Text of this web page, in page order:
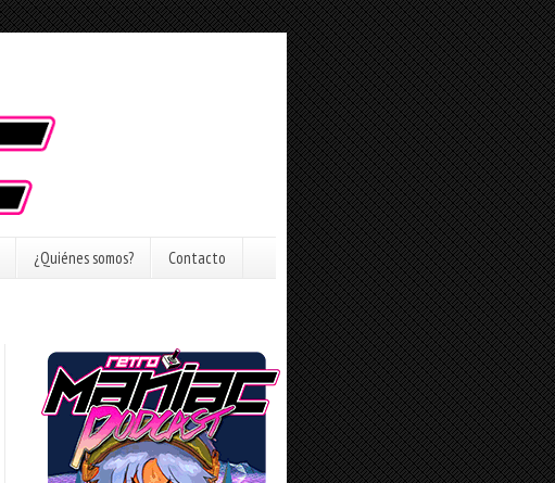
¿Quiénes somos? Contacto